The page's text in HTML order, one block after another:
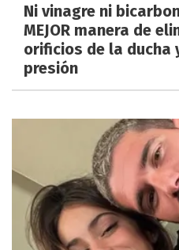
Ni vinagre ni
MEJOR manera de
orificios de la ducha
presión